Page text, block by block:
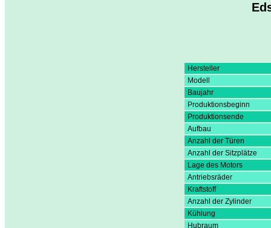
Hersteller
Modell
Baujahr
Produktionsbeginn
Produktionsende
Aufbau
Anzahl der Türen
Anzahl der Sitzplätze
Lage des Motors
Antriebsräder
Kraftstoff
Anzahl der Zylinder
Kühlung
Hubraum